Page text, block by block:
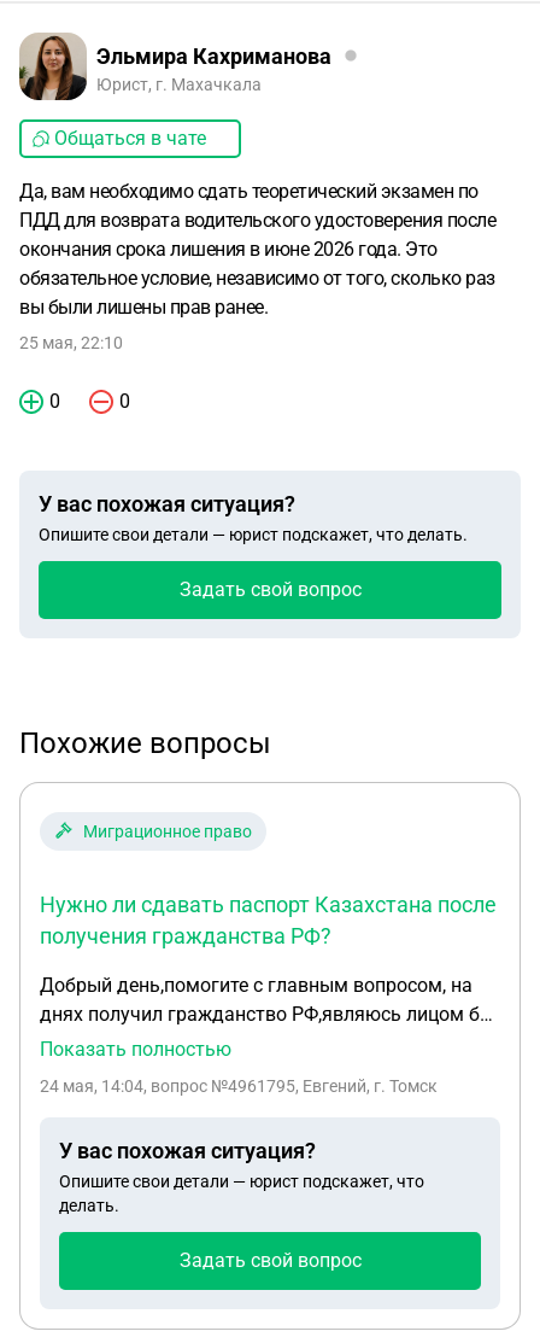
Эльмира Кахриманова
Юрист, г. Махачкала
Общаться в чате
Да, вам необходимо сдать теоретический экзамен по
ПДД для возврата водительского удостоверения после
окончания срока лишения в июне 2026 года. Это
обязательное условие, независимо от того, сколько раз
вы были лишены прав ранее.
25 мая, 22:10
0 0
У вас похожая ситуация?
Опишите свои детали — юрист подскажет, что делать.
Задать свой вопрос
Похожие вопросы
Миграционное право
Нужно ли сдавать паспорт Казахстана после
получения гражданства РФ?
Добрый день,помогите с главным вопросом, на
днях получил гражданство РФ,являюсь лицом без
гражданства РК,какие сроки и вообще стоит ли
Расстояние не близкое до ближайщего
отправить,то не дозвонишься до них(Омск)....
Спасибо!
Показать полностью
24 мая, 14:04, вопрос №4961795, Евгений, г. Томск
У вас похожая ситуация?
Опишите свои детали — юрист подскажет, что
делать.
Задать свой вопрос